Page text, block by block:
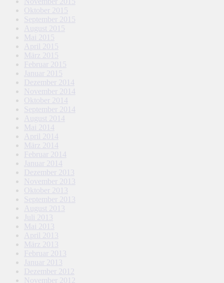
Oktober 2015
September 2015
August 2015
Mai 2015
April 2015
März 2015
Februar 2015
Januar 2015
Dezember 2014
November 2014
Oktober 2014
September 2014
August 2014
Mai 2014
April 2014
März 2014
Februar 2014
Januar 2014
Dezember 2013
November 2013
Oktober 2013
September 2013
August 2013
Juli 2013
Mai 2013
April 2013
März 2013
Februar 2013
Januar 2013
Dezember 2012
November 2012